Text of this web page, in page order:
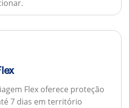
Flex oferece proteção
7 dias em território